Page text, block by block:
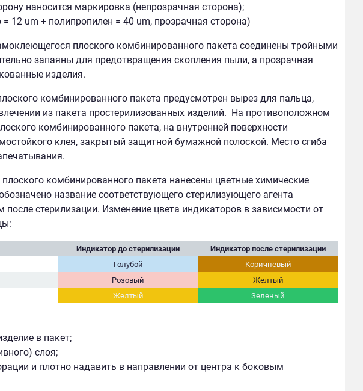
наносится маркировка (непрозрачная сторона);
12 um + полипропилен = 40 um, прозрачная сторона)
плоского комбинированного пакета соединены тройными
запаяны для предотвращения скопления пыли, а прозрачная
изделия.
комбинированного пакета предусмотрен вырез для пальца,
из пакета простерилизованных изделий. На противоположном
комбинированного пакета, на внутренней поверхности
клея, закрытый защитной бумажной полоской. Место сгиба
комбинированного пакета нанесены цветные химические
название соответствующего стерилизующего агента
стерилизации. Изменение цвета индикаторов в зависимости от
Индикатор до стерилизации
Индикатор после стерилизации
Голубой
Коричневый
Розовый
Желтый
Желтый Зеленый
в пакет;
слоя;
и плотно надавить в направлении от центра к боковым